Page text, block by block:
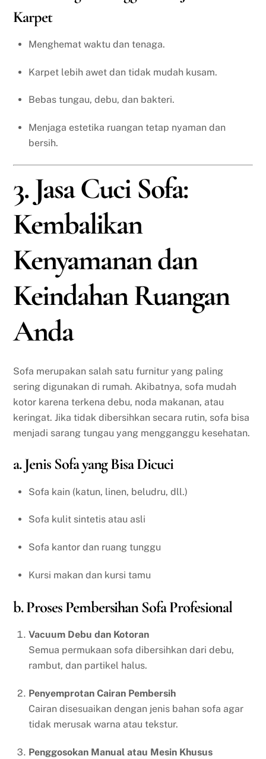
Karpet
Menghemat waktu dan tenaga.
Karpet lebih awet dan tidak mudah kusam.
Bebas tungau, debu, dan bakteri.
Menjaga estetika ruangan tetap nyaman dan
bersih.
3. Jasa Cuci Sofa:
Kembalikan
Kenyamanan dan
Keindahan Ruangan
Anda
Sofa merupakan salah satu furnitur yang paling
sering digunakan di rumah. Akibatnya, sofa mudah
kotor karena terkena debu, noda makanan, atau
keringat. Jika tidak dibersihkan secara rutin, sofa bisa
menjadi sarang tungau yang mengganggu kesehatan.
a. Jenis Sofa yang Bisa Dicuci
Sofa kain (katun, linen, beludru, dll.)
Sofa kulit sintetis atau asli
Sofa kantor dan ruang tunggu
Kursi makan dan kursi tamu
b. Proses Pembersihan Sofa Profesional
Vacuum Debu dan Kotoran
Semua permukaan sofa dibersihkan dari debu,
rambut, dan partikel halus.
Penyemprotan Cairan Pembersih
Cairan disesuaikan dengan jenis bahan sofa agar
tidak merusak warna atau tekstur.
Penggosokan Manual atau Mesin Khusus